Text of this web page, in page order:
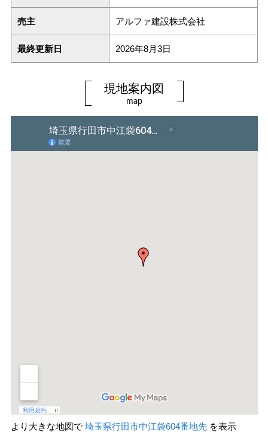
売主 アルファ建設株式会社
最終更新日 2026年8月3日
現地案内図
map
より大きな地図で 埼玉県行田市中江袋604番地先を表示